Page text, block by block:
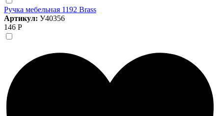
Ручка мебельная 1192 Brass
Артикул: У40356
146 Р